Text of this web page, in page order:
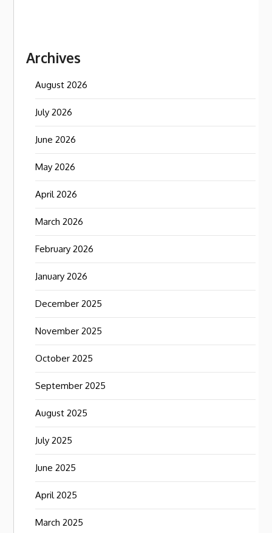
Archives
August 2026
July 2026
June 2026
May 2026
April 2026
March 2026
February 2026
January 2026
December 2025
November 2025
October 2025
September 2025
August 2025
July 2025
June 2025
April 2025
March 2025